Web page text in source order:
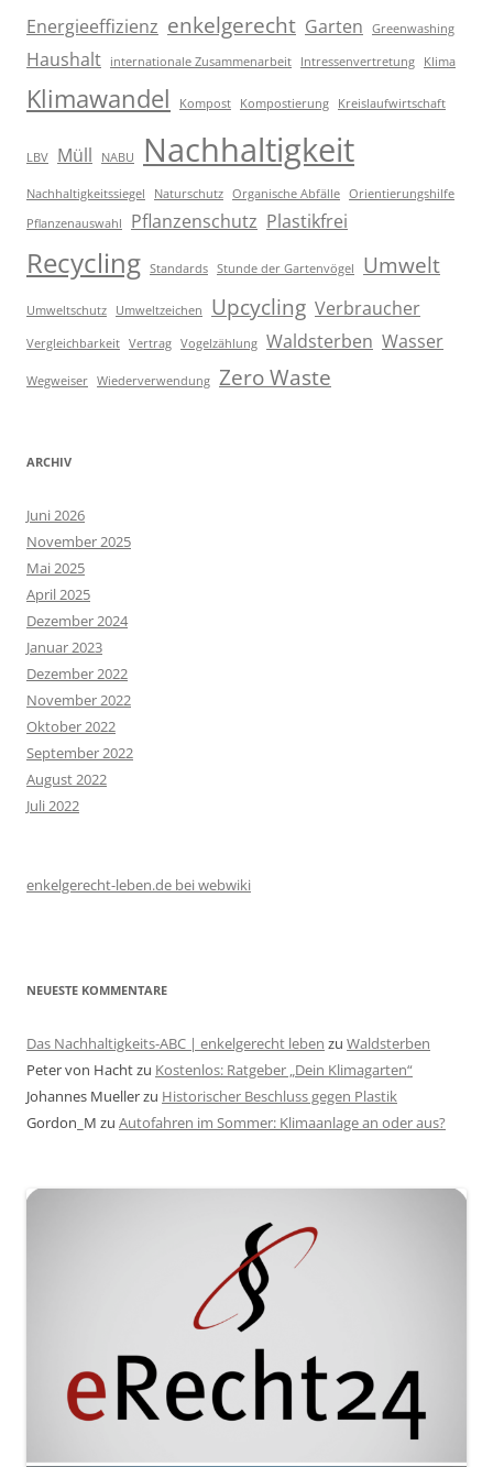
Energieeffizienz enkelgerecht Garten Greenwashing
Haushalt internationale Zusammenarbeit Intressenvertretung Klima
Klimawandel Kompost Kompostierung Kreislaufwirtschaft
LBV Müll NABU Nachhaltigkeit
Nachhaltigkeitssiegel Naturschutz Organische Abfälle Orientierungshilfe
Pflanzenauswahl
Pflanzenschutz Plastikfrei
Recycling Standards Stunde der Gartenvögel Umwelt
Umweltschutz Umweltzeichen Upcycling Verbraucher
Vergleichbarkeit Vertrag Vogelzählung Waldsterben Wasser
Wegweiser Wiederverwendung Zero Waste
ARCHIV
Juni 2026
November 2025
Mai 2025
April 2025
Dezember 2024
Januar 2023
Dezember 2022
November 2022
Oktober 2022
September 2022
August 2022
Juli 2022
enkelgerecht-leben.de bei webwiki
NEUESTE KOMMENTARE
Das Nachhaltigkeits-ABC | enkelgerecht leben zu Waldsterben
Peter von Hachtzu Kostenlos: Ratgeber „Dein Klimagarten“
Johannes Muellerzu Historischer Beschluss gegen Plastik
Gordon_M zu Autofahren im Sommer: Klimaanlage an oder aus?